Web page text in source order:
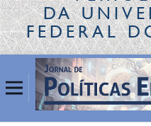
DA
FEDERAL